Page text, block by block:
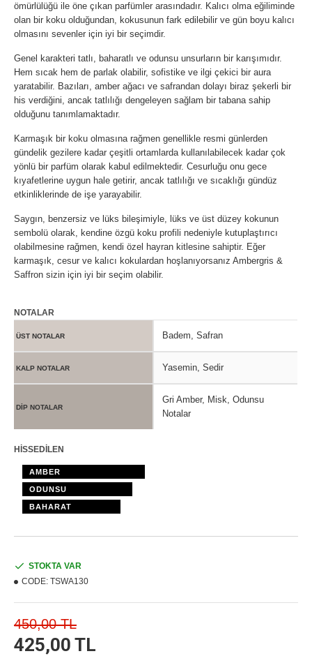
ömürlülüğü ile öne çıkan parfümler arasındadır. Kalıcı olma eğiliminde
olan bir koku olduğundan, kokusunun fark edilebilir ve gün boyu kalıcı
olmasını sevenler için iyi bir seçimdir.
Genel karakteri tatlı, baharatlı ve odunsu unsurların bir karışımıdır.
Hem sıcak hem de parlak olabilir, sofistike ve ilgi çekici bir aura
yaratabilir. Bazıları, amber ağacı ve safrandan dolayı biraz şekerli bir
his verdiğini, ancak tatlılığı dengeleyen sağlam bir tabana sahip
olduğunu tanımlamaktadır.
Karmaşık bir koku olmasına rağmen genellikle resmi günlerden
gündelik gezilere kadar çeşitli ortamlarda kullanılabilecek kadar çok
yönlü bir parfüm olarak kabul edilmektedir. Cesurluğu onu gece
kıyafetlerine uygun hale getirir, ancak tatlılığı ve sıcaklığı gündüz
etkinliklerinde de işe yarayabilir.
Saygın, benzersiz ve lüks bileşimiyle, lüks ve üst düzey kokunun
sembolü olarak, kendine özgü koku profili nedeniyle kutuplaştırıcı
olabilmesine rağmen, kendi özel hayran kitlesine sahiptir. Eğer
karmaşık, cesur ve kalıcı kokulardan hoşlanıyorsanız Ambergris &
Saffron sizin için iyi bir seçim olabilir.
NOTALAR
ÜST NOTALAR Badem, Safran
KALP NOTALAR Yasemin, Sedir
DİP NOTALAR
Gri Amber, Misk, Odunsu
Notalar
HİSSEDİLEN
AMBER
ODUNSU
BAHARAT
425,00 TL
450,00 TL
STOKTA VAR
CODE: TSWA130